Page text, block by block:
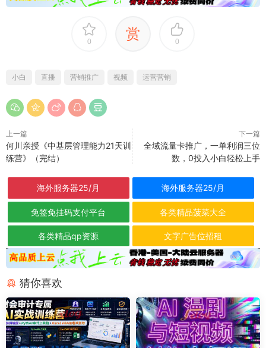
0 赏 0
小白 直播 营销推广 视频 运营营销
上一篇
何川亲授《中基层管理能力21天训
练营》（完结）
下一篇
全域流量卡推广，一单利润三位
数，0投入小白轻松上手
海外服务器25/月 海外服务器25/月
免签免挂码支付平台 各类精品菠菜大全
各类精品qp资源 文字广告位招租
猜你喜欢